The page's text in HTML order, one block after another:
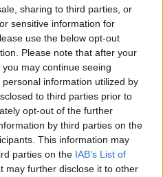
sharing to third parties, or
sensitive information for
use the below opt-out
Please note that after your
may continue seeing
information utilized by
to third parties prior to
opt-out of the further
by third parties on the
This information may
parties on the IAB’s List of
may further disclose it to other
peggiori, con tutti coloro che
per rendere più difficile la
senza veti, pregiudizi ma
sui programmi. Lavori per unire
democratico, le
stare a Roma con il popolo della
Falcone e gli altri aderenti, Il
insieme a campo